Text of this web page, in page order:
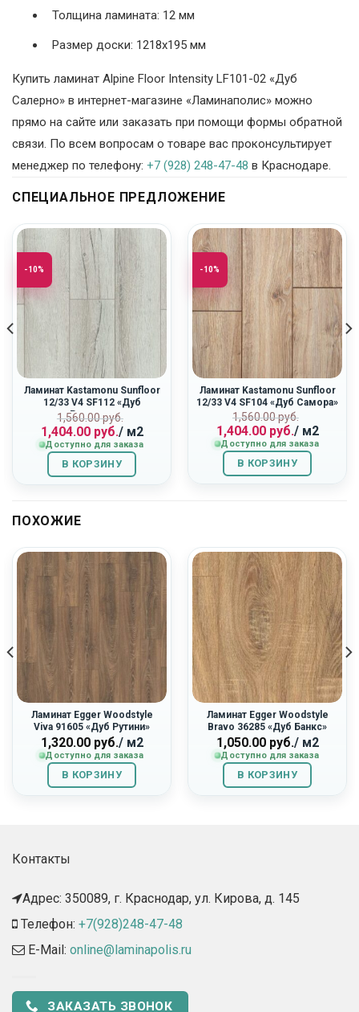
Толщина ламината: 12 мм
Размер доски: 1218х195 мм
Купить ламинат Alpine Floor Intensity LF101-02 «Дуб
Салерно» в интернет-магазине «Ламинаполис» можно
прямо на сайте или заказать при помощи формы обратной
связи. По всем вопросам о товаре вас проконсультирует
менеджер по телефону: +7 (928) 248-47-48 в Краснодаре.
СПЕЦИАЛЬНОЕ ПРЕДЛОЖЕНИЕ
-10%
Ламинат Kastamonu Sunfloor
12/33 V4 SF112 «Дуб
Ривьера»
1,560.00руб.
Первоначальная
цена
составляла
1,560.00
руб..
1,404.00руб.
Текущая
цена:
1,404.00
руб..
/ м2
Доступно для заказа
В КОРЗИНУ
-10%
Ламинат Kastamonu Sunfloor
12/33 V4 SF104 «Дуб Самора»
1,560.00руб.
цена
составляла
1,560.00
руб..
1,404.00руб.
Текущая
цена:
1,404.00
руб..
/ м2
Доступно для заказа
В КОРЗИНУ
ПОХОЖИЕ
Ламинат Egger Woodstyle
Viva 91605 «Дуб Рутини»
1,320.00руб./ м2
Доступно для заказа
В КОРЗИНУ
Ламинат Egger Woodstyle
Bravo 36285 «Дуб Банкс»
1,050.00руб./ м2
Доступно для заказа
В КОРЗИНУ
Контакты
Адрес: 350089, г. Краснодар, ул. Кирова, д. 145​
Телефон: +7(928)248-47-48
E-Mail: online@laminapolis.ru
ЗАКАЗАТЬ ЗВОНОК